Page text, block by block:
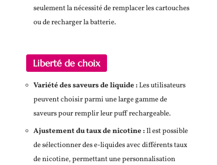
seulement la nécessité de remplacer les cartouches
ou de recharger la batterie.
Liberté de choix
Variété des saveurs de liquide :Les utilisateurs
peuvent choisir parmi une large gamme de
saveurs pour remplir leur puff rechargeable.
Ajustement du taux de nicotine :Il est possible
de sélectionner des e-liquides avec différents taux
de nicotine, permettant une personnalisation